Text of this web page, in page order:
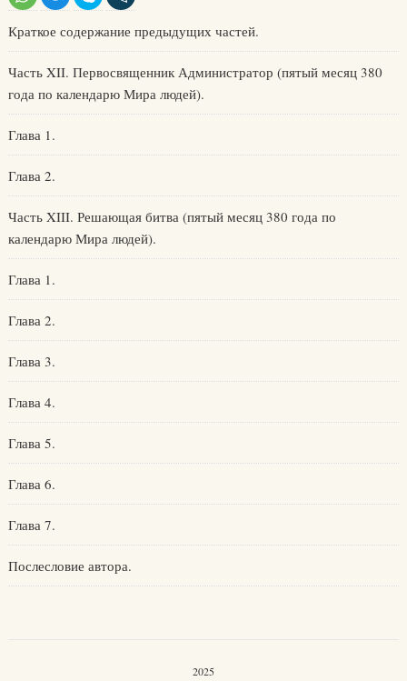
Краткое содержание предыдущих частей.
Часть XII. Первосвященник Администратор (пятый месяц 380
года по календарю Мира людей).
Глава 1.
Глава 2.
Часть XIII. Решающая битва (пятый месяц 380 года по
календарю Мира людей).
Глава 1.
Глава 2.
Глава 3.
Глава 4.
Глава 5.
Глава 6.
Глава 7.
Послесловие автора.
2025